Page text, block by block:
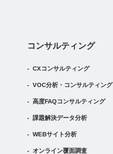
コンサルティング
CXコンサルティング
VOC分析・コンサルティング
高度FAQコンサルティング
課題解決データ分析
WEBサイト分析
オンライン覆面調査